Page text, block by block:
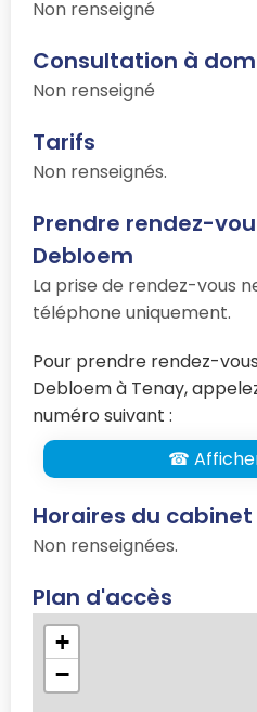
Non renseigné
Consultation à
Non renseigné
Tarifs
Non renseignés.
Prendre rendez-
Debloem
La prise de rendez-vous
téléphone uniquement.
Pour prendre rendez-
Debloem à Tenay,
numéro suivant :
☎
Horaires du
Non renseignées.
Plan d'accès
+
−